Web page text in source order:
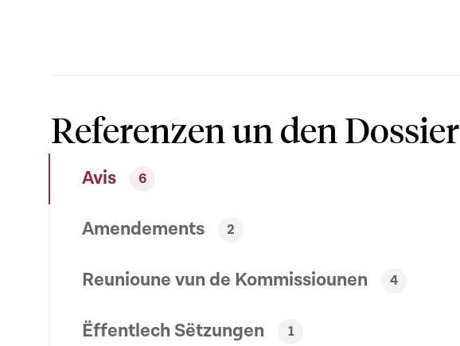
Referenzen un den Dossier
Avis 6
Amendements 2
Reunioune vun de Kommissiounen 4
Ëffentlech Sëtzungen 1